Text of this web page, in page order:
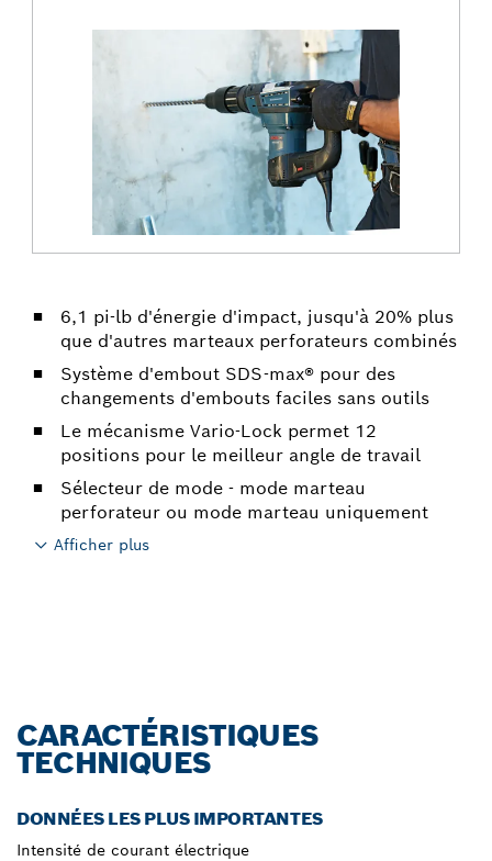
6,1 pi-lb d'énergie d'impact, jusqu'à 20% plus
que d'autres marteaux perforateurs combinés
Système d'embout SDS-max® pour des
changements d'embouts faciles sans outils
Le mécanisme Vario-Lock permet 12
positions pour le meilleur angle de travail
Sélecteur de mode - mode marteau
perforateur ou mode marteau uniquement
Afficher plus
CARACTÉRISTIQUES
TECHNIQUES
DONNÉES LES PLUS IMPORTANTES
Intensité de courant électrique